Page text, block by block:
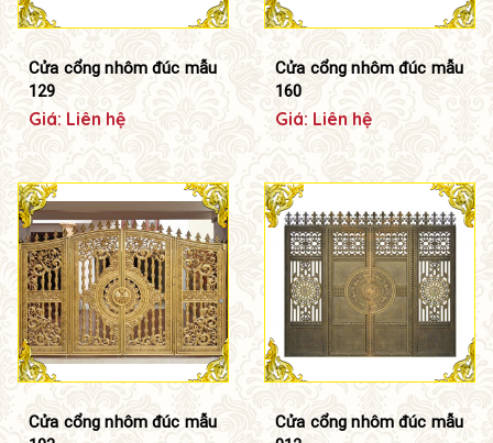
Cửa cổng nhôm đúc mẫu
129
Giá: Liên hệ
Cửa cổng nhôm đúc mẫu
160
Giá: Liên hệ
Cửa cổng nhôm đúc mẫu
Cửa cổng nhôm đúc mẫu